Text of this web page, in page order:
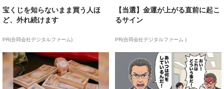
宝くじを知らないまま買う人ほ
ど、外れ続けます
PR(合同会社デジタルファーム)
【当選】金運が上がる直前に起こ
るサイン
PR(合同会社デジタルファーム )